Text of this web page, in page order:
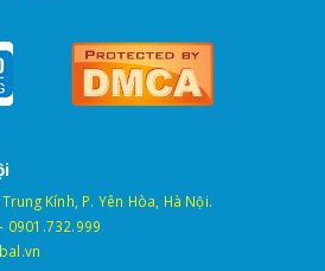
Kính, P. Yên Hòa, Hà Nội.
- 0901.732.999